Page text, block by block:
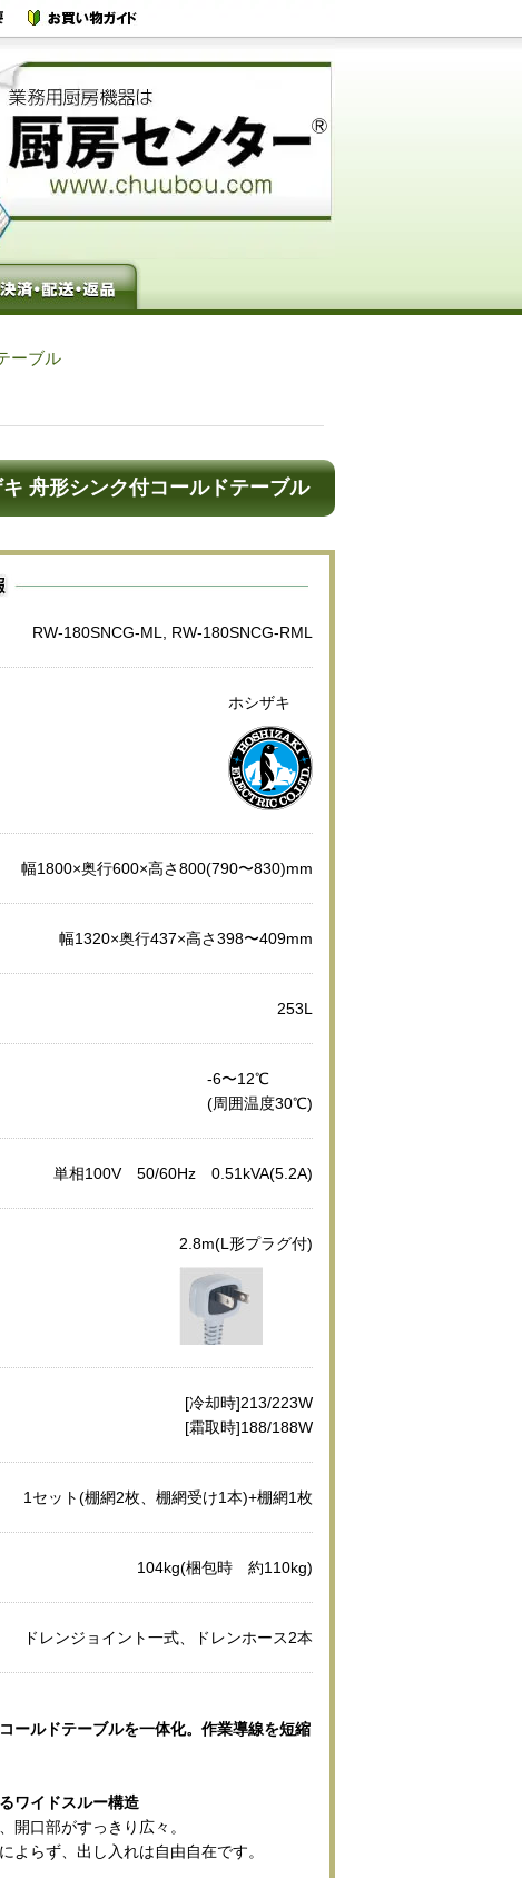
ーブル
舟形シンク付コールドテーブル
RW-180SNCG-ML, RW-180SNCG-RML
ホシザキ
幅1800×奥行600×高さ800(790〜830)mm
幅1320×奥行437×高さ398〜409mm
253L
-6〜12℃
(周囲温度30℃)
単相100V 50/60Hz 0.51kVA(5.2A)
2.8m(L形プラグ付)
[冷却時]213/223W
[霜取時]188/188W
1セット(棚網2枚、棚網受け1本)+棚網1枚
104kg(梱包時 約110kg)
ドレンジョイント一式、ドレンホース2本
ールドテーブルを一体化。作業導線を短縮
ワイドスルー構造
開口部がすっきり広々。
よらず、出し入れは自由自在です。